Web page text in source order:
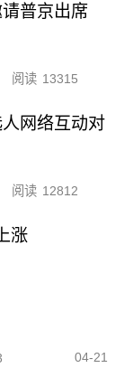
普京出席
阅读 13315
网络互动对
阅读 12812
涨
04-21